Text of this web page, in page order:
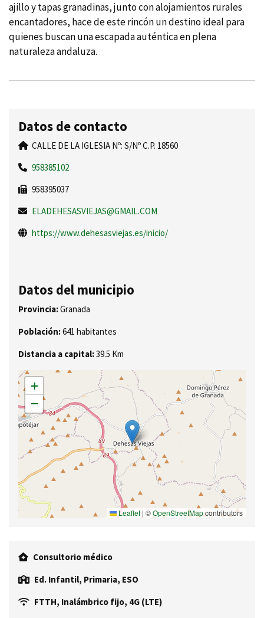
ajillo y tapas granadinas, junto con alojamientos rurales
encantadores, hace de este rincón un destino ideal para
quienes buscan una escapada auténtica en plena
naturaleza andaluza.
Datos de contacto
CALLE DE LA IGLESIA Nº: S/Nº C.P. 18560
958385102
958395037
ELADEHESASVIEJAS@GMAIL.COM
https://www.dehesasviejas.es/inicio/
Datos del municipio
Provincia:Granada
Población:641 habitantes
Distancia a capital:39.5 Km
+
−
Leaflet | ©OpenStreetMapcontributors
Consultorio médico
Ed. Infantil, Primaria, ESO
FTTH, Inalámbrico fijo, 4G (LTE)